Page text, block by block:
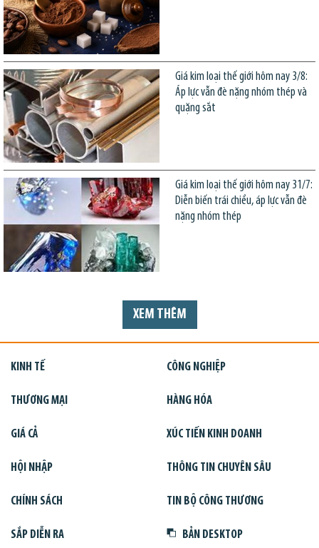
Giá kim loại thế giới hôm nay 3/8:
Áp lực vẫn đè nặng nhóm thép và
quặng sắt
Giá kim loại thế giới hôm nay 31/7:
Diễn biến trái chiều, áp lực vẫn đè
nặng nhóm thép
XEM THÊM
KINH TẾ CÔNG NGHIỆP
THƯƠNG MẠI HÀNG HÓA
GIÁ CẢ XÚC TIẾN KINH DOANH
HỘI NHẬP THÔNG TIN CHUYÊN SÂU
CHÍNH SÁCH TIN BỘ CÔNG THƯƠNG
SẮP DIỄN RA BẢN DESKTOP